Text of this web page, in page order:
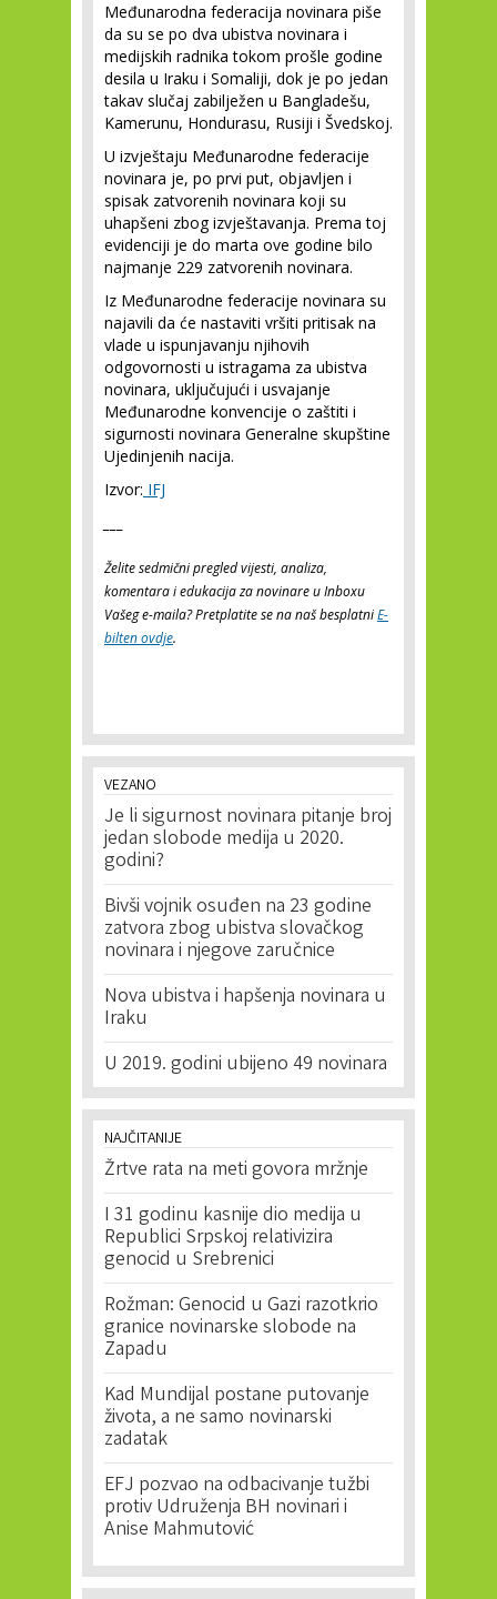
Međunarodna federacija novinara piše
da su se po dva ubistva novinara i
medijskih radnika tokom prošle godine
desila u Iraku i Somaliji, dok je po jedan
takav slučaj zabilježen u Bangladešu,
Kamerunu, Hondurasu, Rusiji i Švedskoj.
U izvještaju Međunarodne federacije
novinara je, po prvi put, objavljen i
spisak zatvorenih novinara koji su
uhapšeni zbog izvještavanja. Prema toj
evidenciji je do marta ove godine bilo
najmanje 229 zatvorenih novinara.
Iz Međunarodne federacije novinara su
najavili da će nastaviti vršiti pritisak na
vlade u ispunjavanju njihovih
odgovornosti u istragama za ubistva
novinara, uključujući i usvajanje
Međunarodne konvencije o zaštiti i
sigurnosti novinara Generalne skupštine
Ujedinjenih nacija.
Izvor: IFJ
Želite sedmični pregled vijesti, analiza,
komentara i edukacija za novinare u Inboxu
Vašeg e-maila? Pretplatite se na naš besplatniE-
bilten ovdje.
VEZANO
Je li sigurnost novinara pitanje broj
jedan slobode medija u 2020.
godini?
Bivši vojnik osuđen na 23 godine
zatvora zbog ubistva slovačkog
novinara i njegove zaručnice
Nova ubistva i hapšenja novinara u
Iraku
U 2019. godini ubijeno 49 novinara
NAJČITANIJE
Žrtve rata na meti govora mržnje
I 31 godinu kasnije dio medija u
Republici Srpskoj relativizira
genocid u Srebrenici
Rožman: Genocid u Gazi razotkrio
granice novinarske slobode na
Zapadu
Kad Mundijal postane putovanje
života, a ne samo novinarski
zadatak
EFJ pozvao na odbacivanje tužbi
protiv Udruženja BH novinari i
Anise Mahmutović